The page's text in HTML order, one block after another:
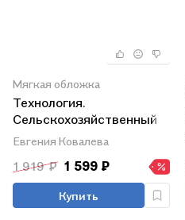
Мягкая обложка
Технология.
Сельскохозяйственный
труд. 6 класс. Учебник
интеллектуальными
нарушениями)
Евгения Ковалева
1 919 ₽ 1 599 ₽
Купить